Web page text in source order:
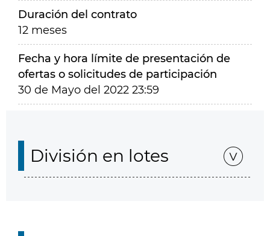
Duración del contrato
12 meses
Fecha y hora límite de presentación de
ofertas o solicitudes de participación
30 de Mayo del 2022 23:59
División en lotes